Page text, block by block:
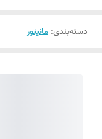
دسته‌بندی: مانیتور